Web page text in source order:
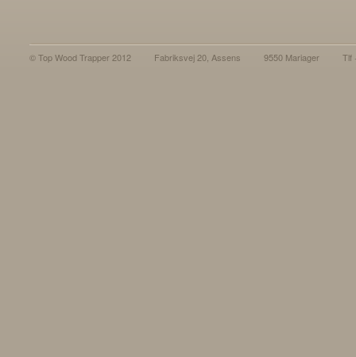
© Top Wood Trapper 2012 Fabriksvej 20, Assens 9550 Mariager Tlf